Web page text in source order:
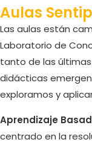
Aulas
Las aulas están
Laboratorio de
tanto de las
didácticas
exploramos y
Aprendizaje
centrado en la